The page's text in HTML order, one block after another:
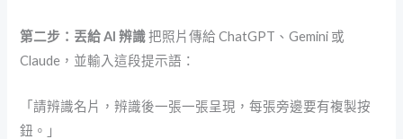
第二步：丟給 AI 辨識把照片傳給 ChatGPT、Gemini 或
Claude，並輸入這段提示語：
「請辨識名片，辨識後一張一張呈現，每張旁邊要有複製按
鈕。」